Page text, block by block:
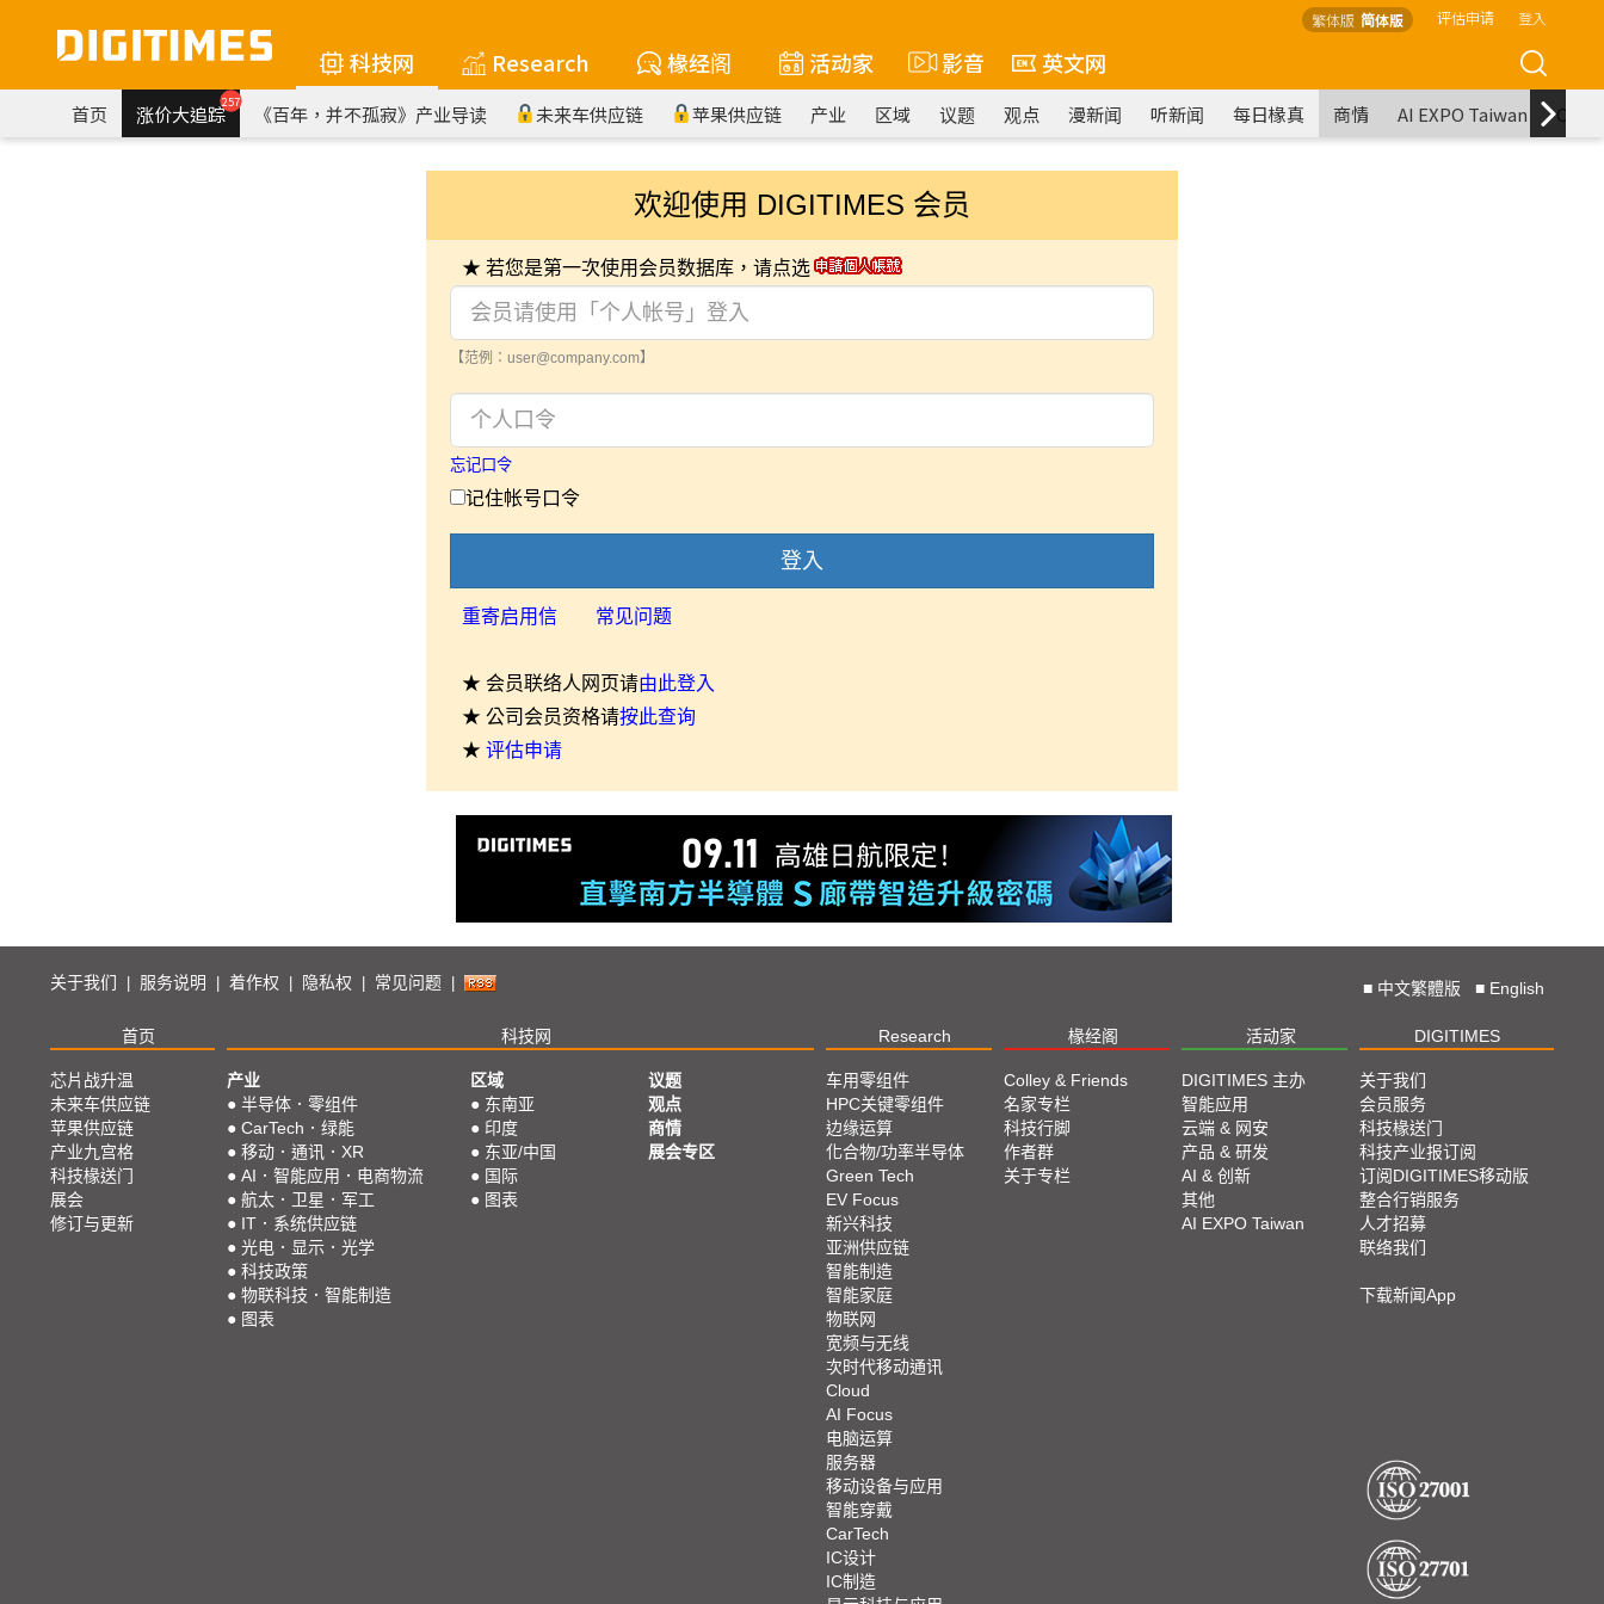
繁体版 简体版 评估申请 登入
科技网 Research 椽经阁 活动家 影音 英文网
首页 涨价大追踪257 《百年，并不孤寂》产业导读 未来车供应链 苹果供应链 产业 区域 议题 观点 漫新闻 听新闻 每日椽真 商情 AI EXPO Taiwan
欢迎使用 DIGITIMES 会员
★ 若您是第一次使用会员数据库，请点选
【范例：user@company.com】
忘记口令
记住帐号口令
登入
重寄启用信 常见问题
★ 会员联络人网页请由此登入
★ 公司会员资格请按此查询
★ 评估申请
关于我们 服务说明 着作权 隐私权 常见问题 ■ 中文繁體版 ■ English
首页 科技网 Research 椽经阁 活动家 DIGITIMES
芯片战升温
未来车供应链
苹果供应链
产业九宫格
科技椽送门
展会
修订与更新
产业
● 半导体．零组件
● CarTech．绿能
● 移动．通讯．XR
● AI．智能应用．电商物流
● 航太．卫星．军工
● IT．系统供应链
● 光电．显示．光学
● 科技政策
● 物联科技．智能制造
● 图表
区域
● 东南亚
● 印度
● 东亚/中国
● 国际
● 图表
议题
观点
商情
展会专区
车用零组件
HPC关键零组件
边缘运算
化合物/功率半导体
Green Tech
EV Focus
新兴科技
亚洲供应链
智能制造
智能家庭
物联网
宽频与无线
次时代移动通讯
Cloud
AI Focus
电脑运算
服务器
移动设备与应用
智能穿戴
CarTech
IC设计
IC制造
Colley & Friends
名家专栏
科技行脚
作者群
关于专栏
DIGITIMES 主办
智能应用
云端 & 网安
产品 & 研发
AI & 创新
其他
AI EXPO Taiwan
关于我们
会员服务
科技椽送门
科技产业报订阅
订阅DIGITIMES移动版
整合行销服务
人才招募
联络我们
下载新闻App